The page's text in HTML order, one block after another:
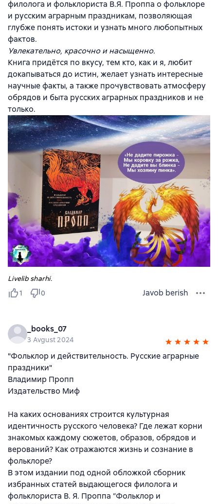
филолога и фольклориста В.Я. Проппа о фольклоре
и русским аграрным праздникам, позволяющая
глубже понять истоки и узнать много любопытных
фактов.
Увлекательно, красочно и насыщенно.
Книга придётся по вкусу, тем кто, как и я, любит
докапываться до истин, желает узнать интересные
научные факты, а также прочувствовать атмосферу
обрядов и быта русских аграрных праздников и не
только.
Livelib sharhi.
1
0 Javob berish
_books_07
3 Avgust 2024
"Фольклор и действительность. Русские аграрные
праздники"
Владимир Пропп
Издательство Миф
На каких основаниях строится культурная
идентичность русского человека? Где лежат корни
знакомых каждому сюжетов, образов, обрядов и
верований? Как отражаются жизнь и сознание в
фольклоре?
В этом издании под одной обложкой сборник
избранных статей выдающегося филолога и
фольклориста В. Я. Проппа “Фольклор и